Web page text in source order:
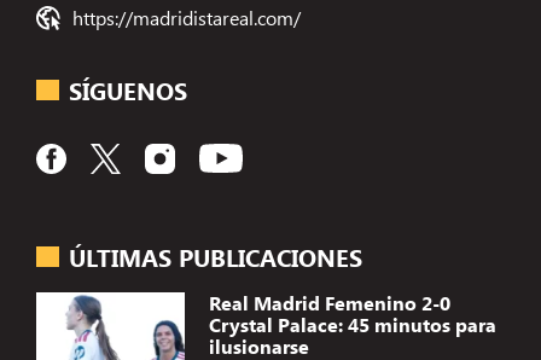
ÚLTIMAS PUBLICACIONES
Real Madrid Femenino 2-0
Crystal Palace: 45 minutos para
ilusionarse
https://madridistareal.com/
SÍGUENOS